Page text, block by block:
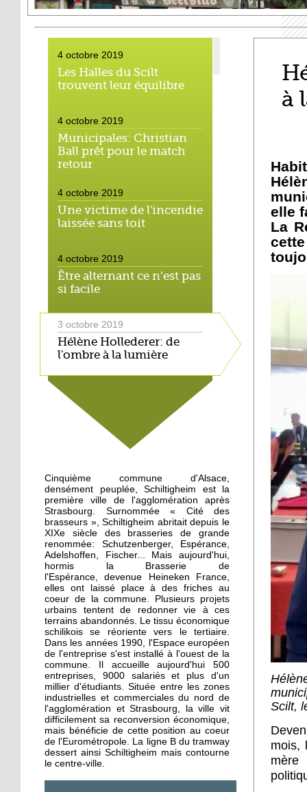
4 octobre 2019
Les Halles du Scilt
trouvent leur équilibre
4 octobre 2019
Municipales: Christian
Ball prêt pour le match
retour
4 octobre 2019
Une victime de l'incendie
laissée sans toit
4 octobre 2019
Être alternant ce n’est pas
si facile
3 octobre 2019
Hélène Hollederer: de
l'ombre à la lumière
3 octobre 2019
Dernières répétitions
pour Tartine Reverdy
Appel à une
manifestation des
cyclistes
2 octobre 2019
Une trentaine de
personnes réunies contre
la misère
1 octobre 2019
«Ce carrefour est hyper
dangereux»
1 octobre 2019
Le guide gourmand
peine à s'imposer
1 octobre 2019
Tous au Théâtre alsacien
de Schiltigheim !
Cinquième commune d'Alsace,
densément peuplée, Schiltigheim est la
première ville de l'agglomération après
Strasbourg. Surnommée « Cité des
brasseurs », Schiltigheim abritait depuis le
XIXe siècle des brasseries de grande
renommée: Schutzenberger, Espérance,
Adelshoffen, Fischer... Mais aujourd'hui,
hormis la Brasserie de
l'Espérance, devenue Heineken France,
elles ont laissé place à des friches au
coeur de la commune. Plusieurs projets
urbains tentent de redonner vie à ces
terrains abandonnés. Le tissu économique
schilikois se réoriente vers le tertiaire.
Dans les années 1990, l'Espace européen
de l'entreprise s'est installé à l'ouest de la
commune. Il accueille aujourd'hui 500
entreprises, 9000 salariés et plus d'un
millier d'étudiants. Située entre les zones
industrielles et commerciales du nord de
l'agglomération et Strasbourg, la ville vit
difficilement sa reconversion économique,
mais bénéficie de cette position au coeur
de l'Eurométropole. La ligne B du tramway
dessert ainsi Schiltigheim mais contourne
le centre-ville.
à
elle
La
Scilt,
mois,
mère